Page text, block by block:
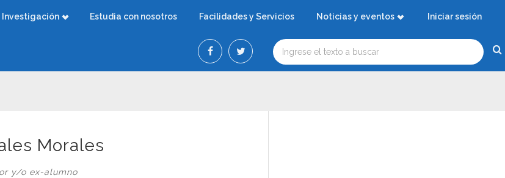
Investigación Estudia con nosotros Facilidades y Servicios Noticias y eventos Iniciar sesión
Morales
y/o ex-alumno